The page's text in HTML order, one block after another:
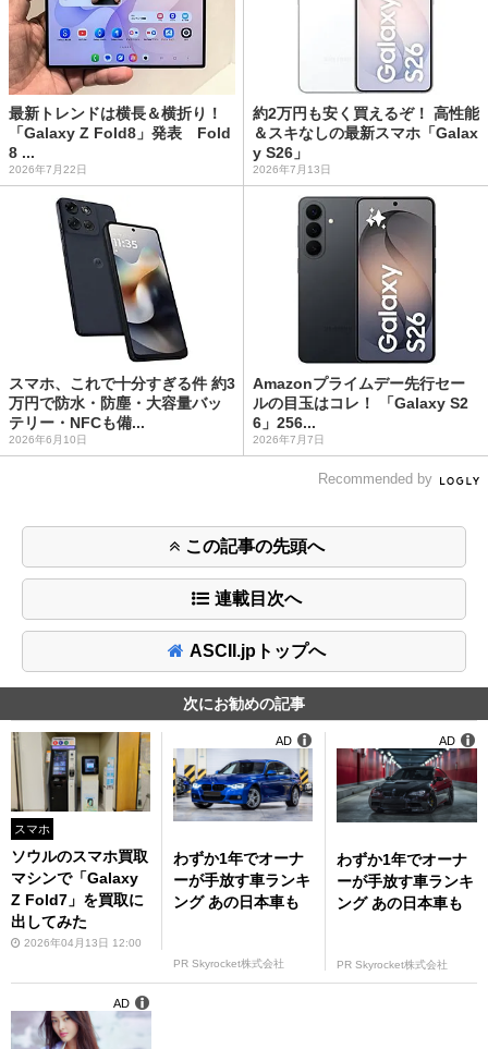
最新トレンドは横長＆横折り！
「Galaxy Z Fold8」発表 Fold
8 ...
2026年7月22日
約2万円も安く買えるぞ！ 高性能
＆スキなしの最新スマホ「Galax
y S26」
2026年7月13日
スマホ、これで十分すぎる件 約3
万円で防水・防塵・大容量バッ
テリー・NFCも備...
2026年6月10日
Amazonプライムデー先行セー
ルの目玉はコレ！ 「Galaxy S2
6」256...
2026年7月7日
Recommended by
この記事の先頭へ
連載目次へ
ASCII.jpトップへ
次にお勧めの記事
スマホ
ソウルのスマホ買取
マシンで「Galaxy
Z Fold7」を買取に
出してみた
2026年04月13日 12:00
わずか1年でオーナ
ーが手放す車ランキ
ング あの日本車も
PR Skyrocket株式会社
AD
わずか1年でオーナ
ーが手放す車ランキ
ング あの日本車も
PR Skyrocket株式会社
AD
AD